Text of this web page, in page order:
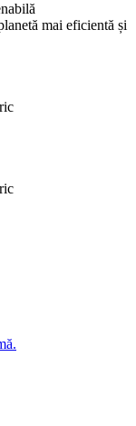
mai eficientă și